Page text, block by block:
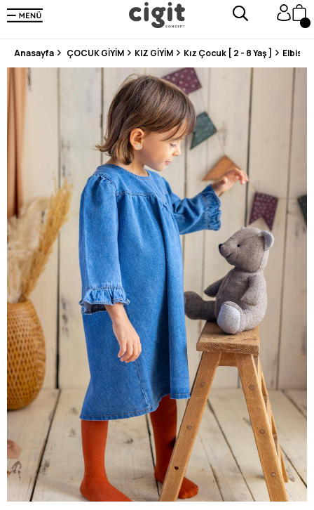
250.000'DEN FAZLA DEĞERLENDİRMEDE 5 ÜZERİNDEN 4.8 PUAN ALDI ⭐⭐⭐⭐⭐
3 MİLYONDAN FAZLA MUTLU MÜŞTERİ ❤️ 10 MİLYON ÜRÜN
Anasayfa ÇOCUK GİYİM KIZ GİYİM Kız Çocuk [ 2 - 8 Yaş ] Elbise